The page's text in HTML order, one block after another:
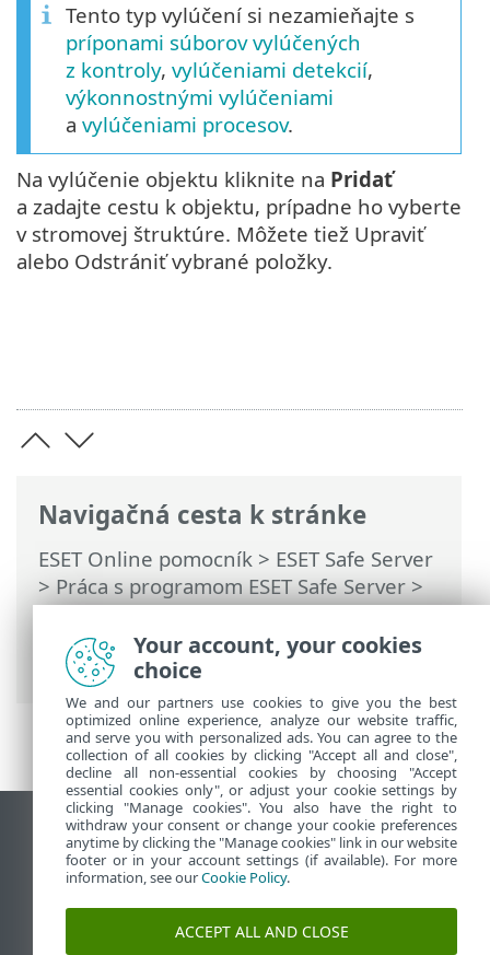
Navigačná cesta k stránke
ESET Online pomocník > ESET Safe Server
> Práca s programom ESET Safe Server>
Rozšírené nastavenia>Kontroly>
Systém HIPS – Host Intrusion Prevention
System> HIPS vylúčenia
Tento typ vylúčení si nezamieňajte s
príponami súborov vylúčených
z kontroly, vylúčeniami detekcií,
výkonnostnými vylúčeniami
a vylúčeniami procesov.
Na vylúčenie objektu kliknite na Pridať
a zadajte cestu k objektu, prípadne ho vyberte
v stromovej štruktúre. Môžete tiež Upraviť
alebo Odstrániť vybrané položky.
Zobraziť stránku ako na počítači
End of Life
Databáza znalostí ESET
ESET Fórum
ESET Status Portal
Your account, your cookies
choice
We and our partners use cookies to give you the best
optimized online experience, analyze our website traffic,
and serve you with personalized ads. You can agree to the
collection of all cookies by clicking "Accept all and close",
decline all non-essential cookies by choosing "Accept
essential cookies only", or adjust your cookie settings by
clicking "Manage cookies". You also have the right to
withdraw your consent or change your cookie preferences
anytime by clicking the "Manage cookies" link in our website
footer or in your account settings (if available). For more
information, see ourCookie Policy.
ACCEPT ALL AND CLOSE